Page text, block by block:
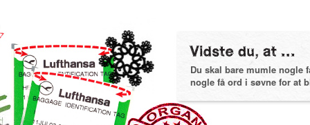
Du skal bare mumle nogle
nogle få ord i søvne for at